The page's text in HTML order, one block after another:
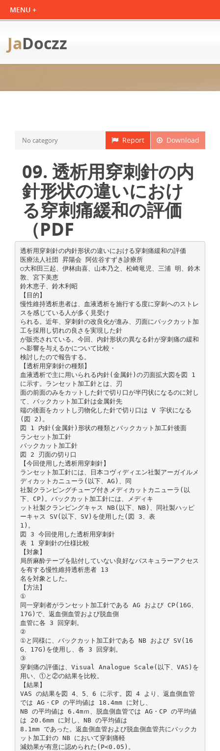
JaDoczz
Download
Report
No category
09. 透析用穿刺針の内
針形状の違いにおけ
る穿刺痛緩和の評価
（PDF
透析用穿刺針の内針形状の違いにおける穿刺痛緩和の評価
医療法人社団 昇陽会 阿佐谷すずき診療所
○大和田三起、伊林由喜、山本乃之、松崎竜児、三浦 明、鈴木
敦、宮下美恵
鈴木恵子、鈴木利昭
【目的】
慢性維持透析患者は、血液透析を施行する度に穿刺へのストレ
スを感じている人が多く見受け
られる。近年、穿刺針の改良化が進み、刃面にバックカット加
工を採用し切れの良さを実現した針
が販売されている。今回、内針形状の異なる針が穿刺痛の緩和
へ影響を与えるかについて比較・
検討したので報告する。
【透析用穿刺針の種類】
血液透析で主に用いられる内針(金属針)の刃面拡大図を図 1
に示す。ランセット加工針とは、刃
面の前面のみをカットした針で切り口が半円状になるのに対し
て、バックカット加工針は金属針先
端の後面をカットし刃物化した針で切り口は V 字状になる
(図 2)。
図 1 内針(金属針)形状の種類とバックカット加工針後面
ランセット加工針
バックカット加工針
図 2 刃面の切り口
【今回使用した透析用穿刺針】
ランセット加工針には、日本コヴィディエン社製アーガイルメ
ディカットカニューラ(以下、AG)、同
社製クランピングチューブ付きメディカットカニューラ(以
下、CP)。バックカット加工針には、メディキ
ット社製クランピングキャス NB(以下、NB)、同社製ハッピ
ーキャス SV(以下、SV)を使用した(図 3、表
1)。
図 3 今回使用した透析用穿刺針
表 1 穿刺針の仕様比較
【対象】
局所麻酔テープを貼付していない良好なバスキュラーアクセス
を有する慢性維持透析患者 13
名を対象とした。
【方法】
①
同一穿刺者がランセット加工針である AG および CP(16G、
17G)で、返血側血管および脱血側
血管に各 3 回穿刺。
②
①と同様に、バックカット加工針である NB および SV(16
G、17G)を使用し、各 3 回穿刺。
③
穿刺痛の評価は、Visual Analogue Scale(以下、VAS)を
用い、①と②の結果を比較。
【結果】
VAS の結果を図 4、5、6 に示す。図 4 より、返血側血管
では AG・CP の平均値は 18.4mm に対し、
NB の平均値は 6.4mｍ、脱血側血管では AG・CP の平均値
は 20.6mm に対し、NB の平均値は
8.1mm であった。返血側血管および脱血側血管共にバックカ
ット加工針の NB において穿刺痛軽
減効果が有意に認められた(P<0.05)。